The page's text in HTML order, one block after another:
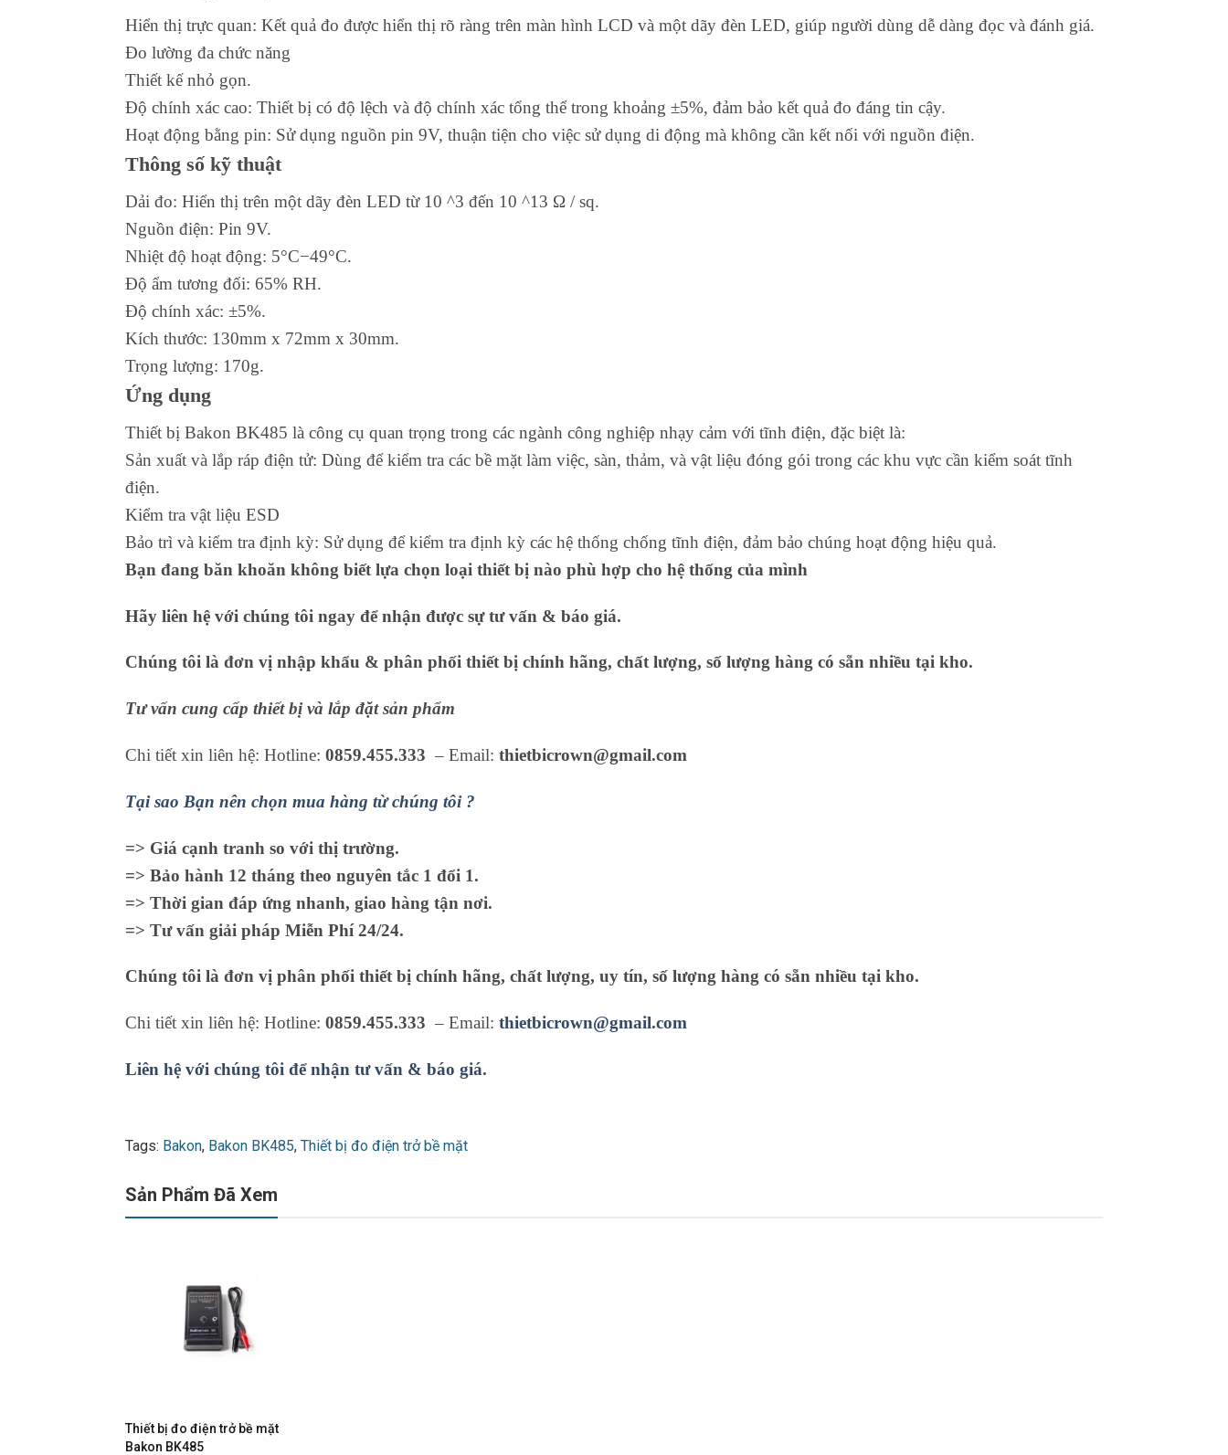
Hiển thị trực quan: Kết quả đo được hiển thị rõ ràng trên màn hình LCD và một dãy đèn LED, giúp người dùng dễ dàng đọc và đánh giá.
Đo lường đa chức năng
Thiết kế nhỏ gọn.
Độ chính xác cao: Thiết bị có độ lệch và độ chính xác tổng thể trong khoảng ±5%, đảm bảo kết quả đo đáng tin cậy.
Hoạt động bằng pin: Sử dụng nguồn pin 9V, thuận tiện cho việc sử dụng di động mà không cần kết nối với nguồn điện.
Thông số kỹ thuật
Dải đo: Hiển thị trên một dãy đèn LED từ 10 ^3 đến 10 ^13 Ω / sq.
Nguồn điện: Pin 9V.
Nhiệt độ hoạt động: 5°C−49°C.
Độ ẩm tương đối: 65% RH.
Độ chính xác: ±5%.
Kích thước: 130mm x 72mm x 30mm.
Trọng lượng: 170g.
Ứng dụng
Thiết bị Bakon BK485 là công cụ quan trọng trong các ngành công nghiệp nhạy cảm với tĩnh điện, đặc biệt là:
Sản xuất và lắp ráp điện tử: Dùng để kiểm tra các bề mặt làm việc, sàn, thảm, và vật liệu đóng gói trong các khu vực cần kiểm soát tĩnh
điện.
Kiểm tra vật liệu ESD
Bảo trì và kiểm tra định kỳ: Sử dụng để kiểm tra định kỳ các hệ thống chống tĩnh điện, đảm bảo chúng hoạt động hiệu quả.
Bạn đang băn khoăn không biết lựa chọn loại thiết bị nào phù hợp cho hệ thống của mình
Hãy liên hệ với chúng tôi ngay để nhận được sự tư vấn & báo giá.
Chúng tôi là đơn vị nhập khẩu & phân phối thiết bị chính hãng, chất lượng, số lượng hàng có sẵn nhiều tại kho.
Tư vấn cung cấp thiết bị và lắp đặt sản phẩm
Chi tiết xin liên hệ: Hotline: 0859.455.333 – Email: thietbicrown@gmail.com
Tại sao Bạn nên chọn mua hàng từ chúng tôi ?
=> Giá cạnh tranh so với thị trường.
=> Bảo hành 12 tháng theo nguyên tắc 1 đổi 1.
=> Thời gian đáp ứng nhanh, giao hàng tận nơi.
=> Tư vấn giải pháp Miễn Phí 24/24.
Chúng tôi là đơn vị phân phối thiết bị chính hãng, chất lượng, uy tín, số lượng hàng có sẵn nhiều tại kho.
Chi tiết xin liên hệ: Hotline: 0859.455.333 – Email: thietbicrown@gmail.com
Liên hệ với chúng tôi để nhận tư vấn & báo giá.
Tags: Bakon, Bakon BK485, Thiết bị đo điện trở bề mặt
Sản Phẩm Đã Xem
Thiết bị đo điện trở bề mặt
Bakon BK485